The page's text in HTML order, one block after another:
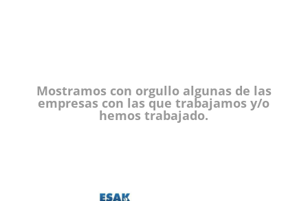
Mostramos con orgullo algunas de las
empresas con las que trabajamos y/o
hemos trabajado.